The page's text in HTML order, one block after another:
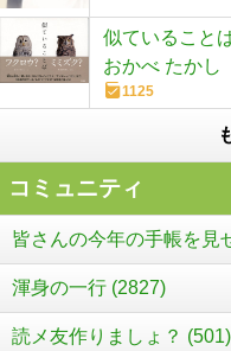
似ていること
おかべ たかし
1125
コミュニティ
皆さんの今年の手帳を見
渾身の一行 (2827)
読メ友作りましょ？ (501)